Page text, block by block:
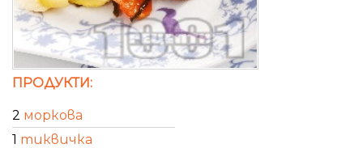
ПРОДУКТИ:
2 моркова
1 тиквичка